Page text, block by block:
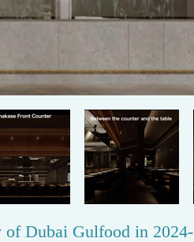
of Dubai Gulfood in 2024-